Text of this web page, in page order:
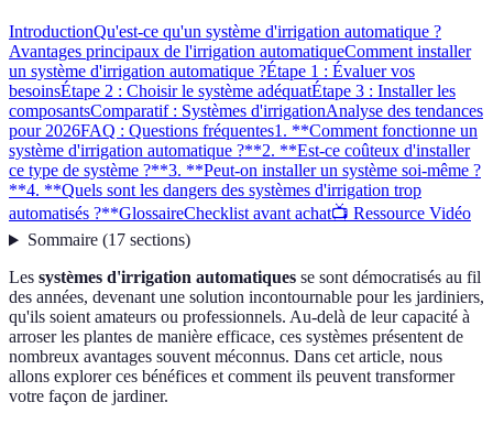
IntroductionQu'est-ce qu'un système d'irrigation automatique ?
Avantages principaux de l'irrigation automatiqueComment installer
un système d'irrigation automatique ?Étape 1 : Évaluer vos
besoinsÉtape 2 : Choisir le système adéquatÉtape 3 : Installer les
composantsComparatif : Systèmes d'irrigationAnalyse des tendances
pour 2026FAQ : Questions fréquentes1. **Comment fonctionne un
système d'irrigation automatique ?**2. **Est-ce coûteux d'installer
ce type de système ?**3. **Peut-on installer un système soi-même ?
**4. **Quels sont les dangers des systèmes d'irrigation trop
automatisés ?**GlossaireChecklist avant achat📺 Ressource Vidéo
Sommaire(17 sections)
Les systèmes d'irrigation automatiques se sont démocratisés au fil
des années, devenant une solution incontournable pour les jardiniers,
qu'ils soient amateurs ou professionnels. Au-delà de leur capacité à
arroser les plantes de manière efficace, ces systèmes présentent de
nombreux avantages souvent méconnus. Dans cet article, nous
allons explorer ces bénéfices et comment ils peuvent transformer
votre façon de jardiner.